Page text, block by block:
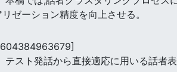
ゼーション精度を向上させる。
スト発話から直接適応に用いる話者